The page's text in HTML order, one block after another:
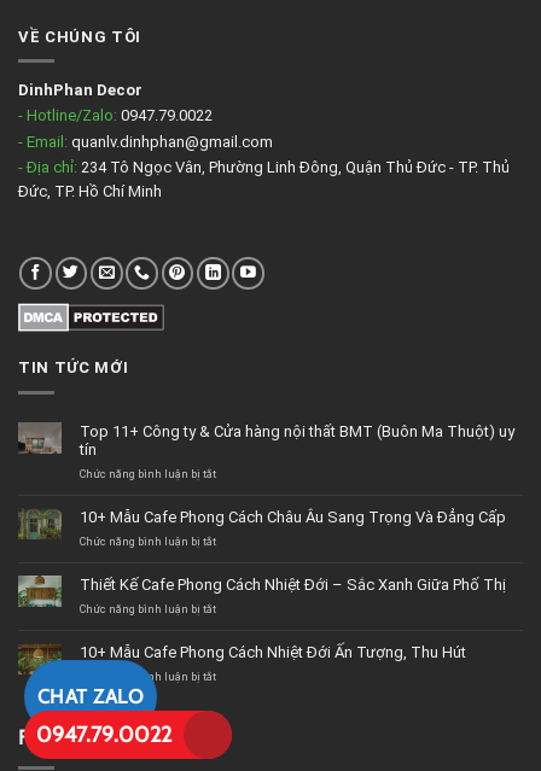
CHAT ZALO
0947.79.0022
VỀ CHÚNG TÔI
DinhPhan Decor
- Hotline/Zalo: 0947.79.0022
- Email: quanlv.dinhphan@gmail.com
- Địa chỉ: 234 Tô Ngọc Vân, Phường Linh Đông, Quận Thủ Đức - TP. Thủ
Đức, TP. Hồ Chí Minh
TIN TỨC MỚI
Top 11+ Công ty & Cửa hàng nội thất BMT (Buôn Ma Thuột) uy
tín
Chức năng bình luận bị tắt
Công
hàng
(Buôn
uy
tín
10+ Mẫu Cafe Phong Cách Châu Âu Sang Trọng Và Đẳng Cấp
Chức năng bình luận bị tắt
Cafe
Âu
Và
Đẳng
Cấp
Thiết Kế Cafe Phong Cách Nhiệt Đới – Sắc Xanh Giữa Phố Thị
Chức năng bình luận bị tắt
Cafe
Nhiệt
Đới
Sắc
10+ Mẫu Cafe Phong Cách Nhiệt Đới Ấn Tượng, Thu Hút
Chức năng bình luận bị tắt
Mẫu
Cafe
Phong
Cách
FANPAGE